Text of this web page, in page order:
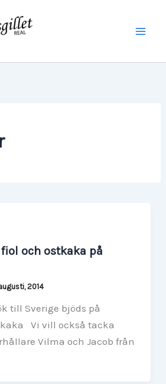
och ostkaka på
2014
till Sverige bjöds på
Vi vill också tacka
Vilma och Jacob från